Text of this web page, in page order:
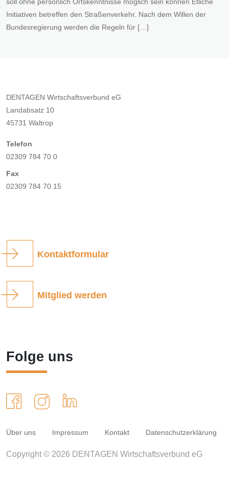
soll ohne persönlich Ortskenntnisse möglich sein können Etliche
Initiativen betreffen den Straßenverkehr. Nach dem Willen der
Bundesregierung werden die Regeln für […]
DENTAGEN Wirtschaftsverbund eG
Landabsatz 10
45731 Waltrop
Telefon
02309 784 70 0
Fax
02309 784 70 15
Kontaktformular
Mitglied werden
Folge uns
Über uns Impressum Kontakt Datenschutzerklärung
Copyright © 2026 DENTAGEN Wirtschaftsverbund eG